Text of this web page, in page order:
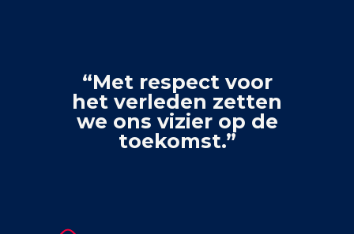
“Met respect voor
het verleden zetten
we ons vizier op de
toekomst.”